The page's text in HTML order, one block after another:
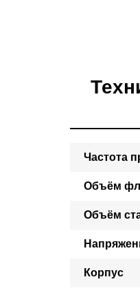
Частота
Объём
Объём
Корпус